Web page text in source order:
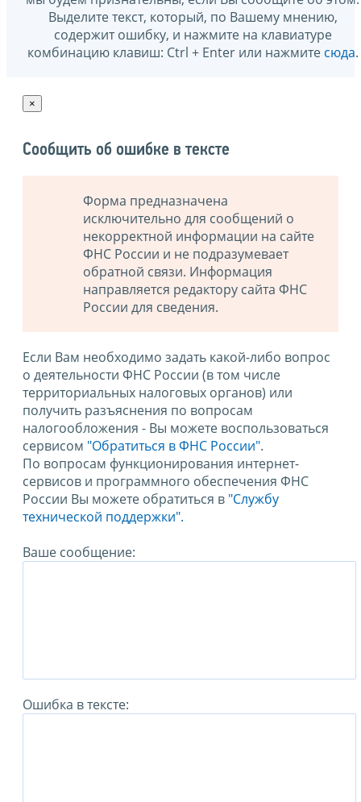
Выделите текст, который, по Вашему мнению,
содержит ошибку, и нажмите на клавиатуре
комбинацию клавиш: Ctrl + Enter или нажмите сюда.
×
Сообщить об ошибке в тексте
Форма предназначена
исключительно для сообщений о
некорректной информации на сайте
ФНС России и не подразумевает
обратной связи. Информация
направляется редактору сайта ФНС
России для сведения.
Если Вам необходимо задать какой-либо вопрос
о деятельности ФНС России (в том числе
территориальных налоговых органов) или
получить разъяснения по вопросам
налогообложения - Вы можете воспользоваться
сервисом "Обратиться в ФНС России".
По вопросам функционирования интернет-
сервисов и программного обеспечения ФНС
России Вы можете обратиться в "Службу
технической поддержки".
Ваше сообщение:
Ошибка в тексте: